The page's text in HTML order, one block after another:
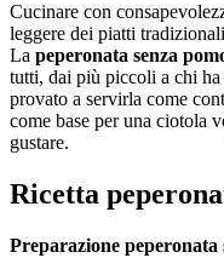
Cucinare con
leggere dei piatti
La peperonata senza
tutti, dai più piccoli a chi
provato a servirla come
come base per una ciotola
gustare.
Ricetta
Preparazione peperonata